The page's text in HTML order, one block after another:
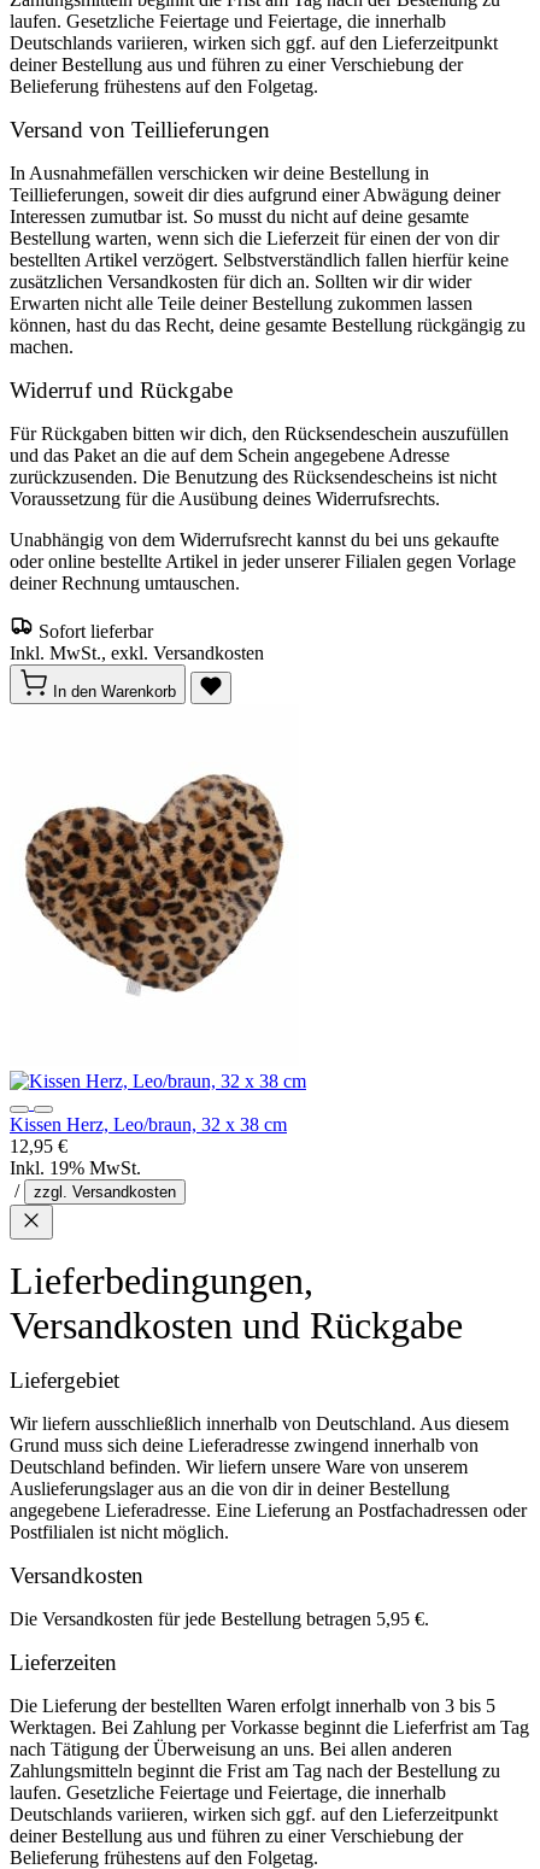
laufen. Gesetzliche Feiertage und Feiertage, die innerhalb
Deutschlands variieren, wirken sich ggf. auf den Lieferzeitpunkt
deiner Bestellung aus und führen zu einer Verschiebung der
Belieferung frühestens auf den Folgetag.
Versand von Teillieferungen
In Ausnahmefällen verschicken wir deine Bestellung in
Teillieferungen, soweit dir dies aufgrund einer Abwägung deiner
Interessen zumutbar ist. So musst du nicht auf deine gesamte
Bestellung warten, wenn sich die Lieferzeit für einen der von dir
bestellten Artikel verzögert. Selbstverständlich fallen hierfür keine
zusätzlichen Versandkosten für dich an. Sollten wir dir wider
Erwarten nicht alle Teile deiner Bestellung zukommen lassen
können, hast du das Recht, deine gesamte Bestellung rückgängig zu
machen.
Widerruf und Rückgabe
Für Rückgaben bitten wir dich, den Rücksendeschein auszufüllen
und das Paket an die auf dem Schein angegebene Adresse
zurückzusenden. Die Benutzung des Rücksendescheins ist nicht
Voraussetzung für die Ausübung deines Widerrufsrechts.
Unabhängig von dem Widerrufsrecht kannst du bei uns gekaufte
oder online bestellte Artikel in jeder unserer Filialen gegen Vorlage
deiner Rechnung umtauschen.
Sofort lieferbar
Inkl. MwSt., exkl. Versandkosten
In den Warenkorb
Kissen Herz, Leo/braun, 32 x 38 cm
12,95 €
Inkl. 19% MwSt.
/
zzgl. Versandkosten
Lieferbedingungen,
Versandkosten und Rückgabe
Liefergebiet
Wir liefern ausschließlich innerhalb von Deutschland. Aus diesem
Grund muss sich deine Lieferadresse zwingend innerhalb von
Deutschland befinden. Wir liefern unsere Ware von unserem
Auslieferungslager aus an die von dir in deiner Bestellung
angegebene Lieferadresse. Eine Lieferung an Postfachadressen oder
Postfilialen ist nicht möglich.
Versandkosten
Die Versandkosten für jede Bestellung betragen 5,95 €.
Lieferzeiten
Die Lieferung der bestellten Waren erfolgt innerhalb von 3 bis 5
Werktagen. Bei Zahlung per Vorkasse beginnt die Lieferfrist am Tag
nach Tätigung der Überweisung an uns. Bei allen anderen
Zahlungsmitteln beginnt die Frist am Tag nach der Bestellung zu
laufen. Gesetzliche Feiertage und Feiertage, die innerhalb
Deutschlands variieren, wirken sich ggf. auf den Lieferzeitpunkt
deiner Bestellung aus und führen zu einer Verschiebung der
Belieferung frühestens auf den Folgetag.